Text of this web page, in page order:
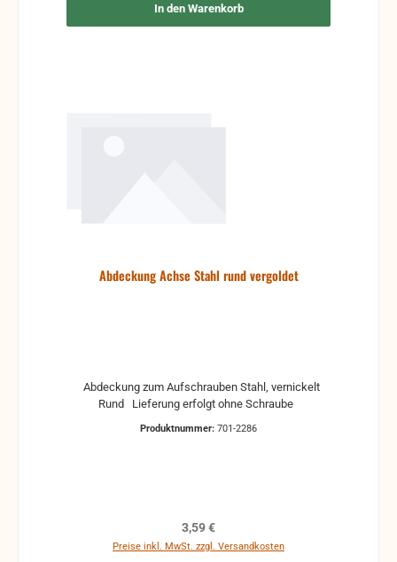
In den Warenkorb
Abdeckung Achse Stahl rund vergoldet
Rund Lieferung erfolgt ohne Schraube
Produktnummer: 701-2286
Regulärer Preis:
3,59 €
Preise inkl. MwSt. zzgl. Versandkosten